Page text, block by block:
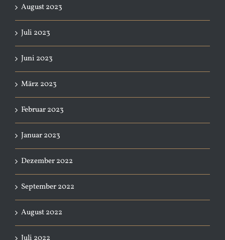
August 2023
Juli 2023
Juni 2023
März 2023
Februar 2023
Januar 2023
Dezember 2022
September 2022
August 2022